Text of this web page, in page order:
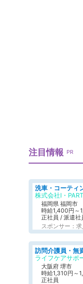
注目情報 PR
洗車・コーティ
株式会社I・
福岡県 福岡市
時給1,400円～
正社員 / 派遣社
スポンサー：
訪問介護員・無
ライフケアサポ
大阪府 堺市
時給1,310円～
正社員